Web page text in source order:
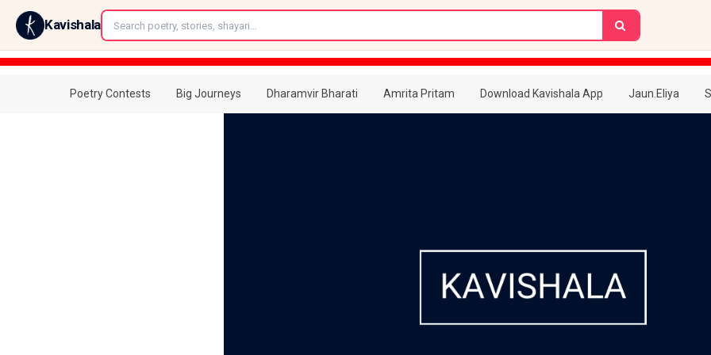
Kavishala
Poetry Contests Big Journeys Dharamvir Bharati Amrita Pritam Download Kavishala App Jaun.Eliya